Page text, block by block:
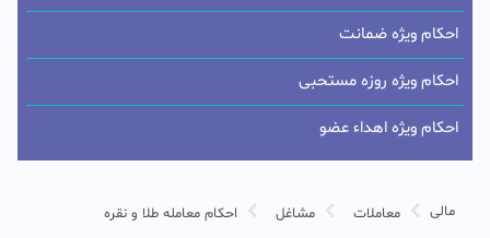
مالی معاملات مشاغل احکام معامله طلا و نقره
احکام ویژه ضمانت
احکام ویژه روزه مستحبی
احکام ویژه اهداء عضو